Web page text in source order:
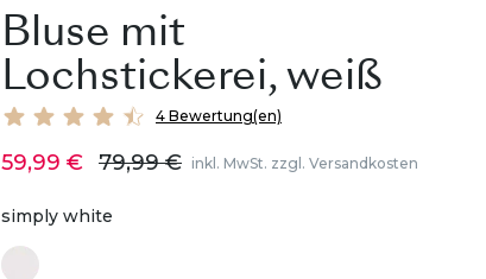
Bluse mit
Lochstickerei, weiß
4 Bewertung(en)
59,99 € 79,99 € inkl. MwSt. zzgl. Versandkosten
simply white